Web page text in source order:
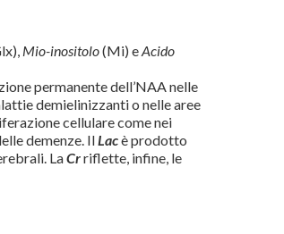
Mio-inositolo(Mi) eAcido
permanente dell’NAA nelle
demielinizzanti o nelle aree
cellulare come nei
demenze. IlLacè prodotto
LaCrriflette, infine, le